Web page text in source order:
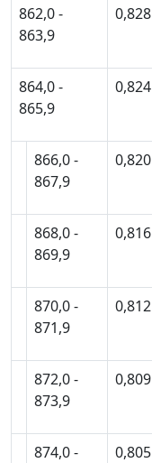
862,0 -
863,9
0,828
864,0 -
865,9
0,824
866,0 -
867,9
0,820
868,0 -
869,9
0,816
870,0 -
871,9
0,812
872,0 -
873,9
0,809
874,0 -
0,805